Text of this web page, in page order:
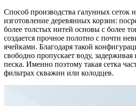
Способ производства галунных сеток
изготовление деревянных корзин:
более толстых нитей основы с более
создается прочное полотно с почти
ячейками. Благодаря такой
свободно пропускает воду,
песка. Именно поэтому такая сетка
фильтрах скважин или колодцев.